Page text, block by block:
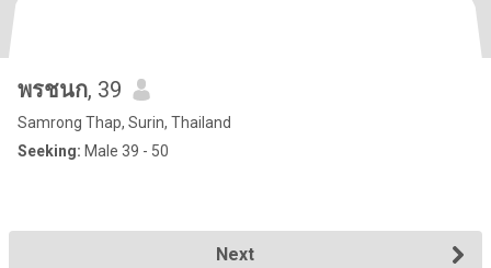
พรชนก, 39
Samrong Thap, Surin, Thailand
Seeking: Male 39 - 50
Next